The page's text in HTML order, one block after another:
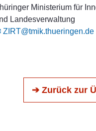
Ministerium für
Landesverwaltung
ZIRT@tmik.thueringen.de
➔ Zurück zur